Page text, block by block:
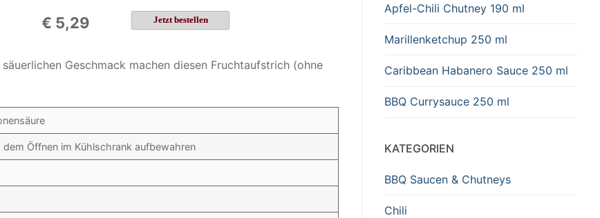
€ 5,29 Jetzt bestellen
Geschmack machen diesen Fruchtaufstrich (ohne
Öffnen im Kühlschrank aufbewahren
Apfel-Chili Chutney 190 ml
Marillenketchup 250 ml
Caribbean Habanero Sauce 250 ml
BBQ Currysauce 250 ml
KATEGORIEN
BBQ Saucen & Chutneys
Chili